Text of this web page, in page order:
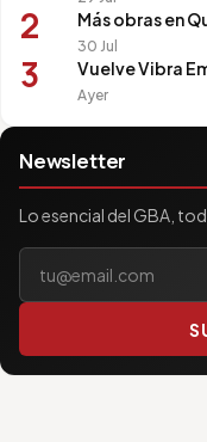
2 Más obras en
30 Jul
3 Vuelve Vibra
Ayer
Newsletter
Lo esencial del GBA,